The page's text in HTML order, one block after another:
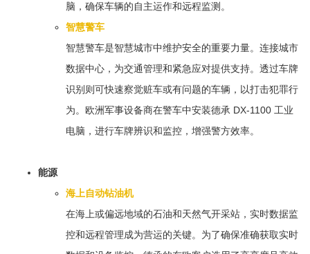
脑，确保车辆的自主运作和远程监测。
智慧警车
智慧警车是智慧城市中维护安全的重要力量。连接城市
数据中心，为交通管理和紧急应对提供支持。透过车牌
识别则可快速察觉赃车或有问题的车辆，以打击犯罪行
为。欧洲军事设备商在警车中安装德承 DX-1100 工业
电脑，进行车牌辨识和监控，增强警方效率。
能源
海上自动钻油机
在海上或偏远地域的石油和天然气开采站，实时数据监
控和远程管理成为营运的关键。为了确保准确获取实时